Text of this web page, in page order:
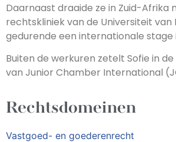
Daarnaast draaide ze in Zuid-Afrika
rechtskliniek van de Universiteit van
gedurende een internationale stage
Buiten de werkuren zetelt Sofie in
van Junior Chamber International
Rechtsdomeinen
Vastgoed- en goederenrecht